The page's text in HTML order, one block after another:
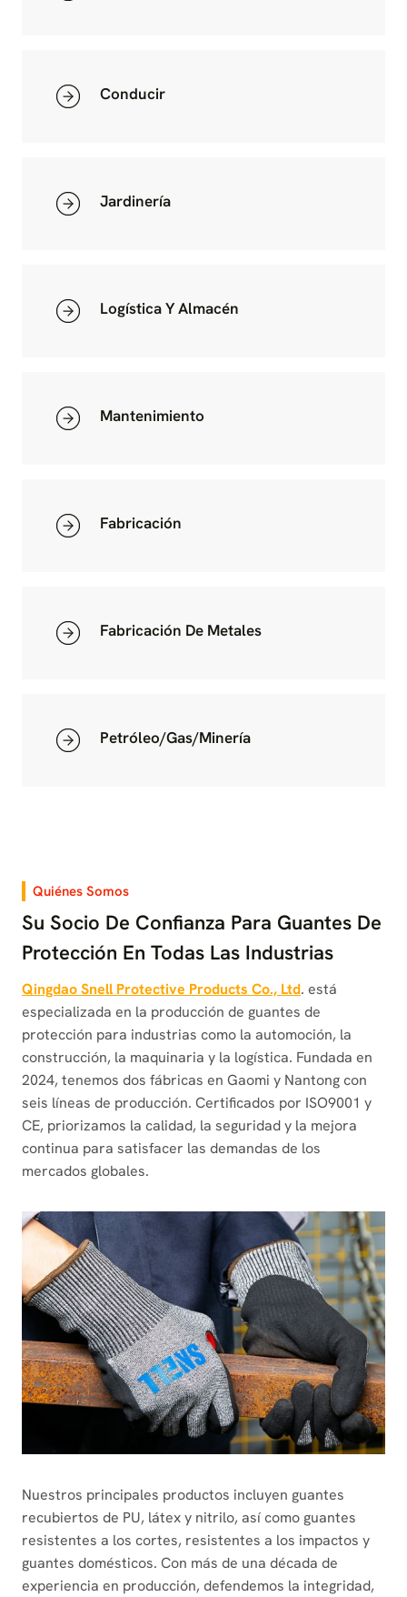
Conducir
Jardinería
Logística Y Almacén
Mantenimiento
Fabricación
Fabricación De Metales
Petróleo/Gas/Minería
Quiénes Somos
Su Socio De Confianza Para Guantes De
Protección En Todas Las Industrias
Qingdao Snell Protective Products Co., Ltd. está
especializada en la producción de guantes de
protección para industrias como la automoción, la
construcción, la maquinaria y la logística. Fundada en
2024, tenemos dos fábricas en Gaomi y Nantong con
seis líneas de producción. Certificados por ISO9001 y
CE, priorizamos la calidad, la seguridad y la mejora
continua para satisfacer las demandas de los
mercados globales.
Nuestros principales productos incluyen guantes
recubiertos de PU, látex y nitrilo, así como guantes
resistentes a los cortes, resistentes a los impactos y
guantes domésticos. Con más de una década de
experiencia en producción, defendemos la integridad,